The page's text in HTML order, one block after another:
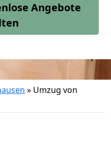
Angebote
» Umzug von